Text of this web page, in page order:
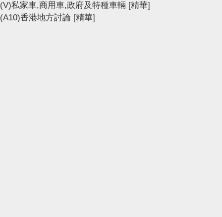
(V)私家車,商用車,政府及特種車輛 [精華]
(A10)香港地方討論 [精華]